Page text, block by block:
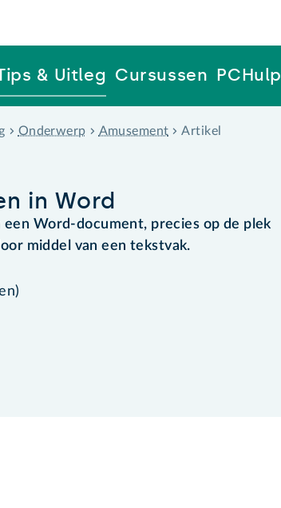
& Uitleg Cursussen PCHulp
Onderwerp Amusement Artikel
in Word
Word-document, precies op de plek
middel van een tekstvak.
)